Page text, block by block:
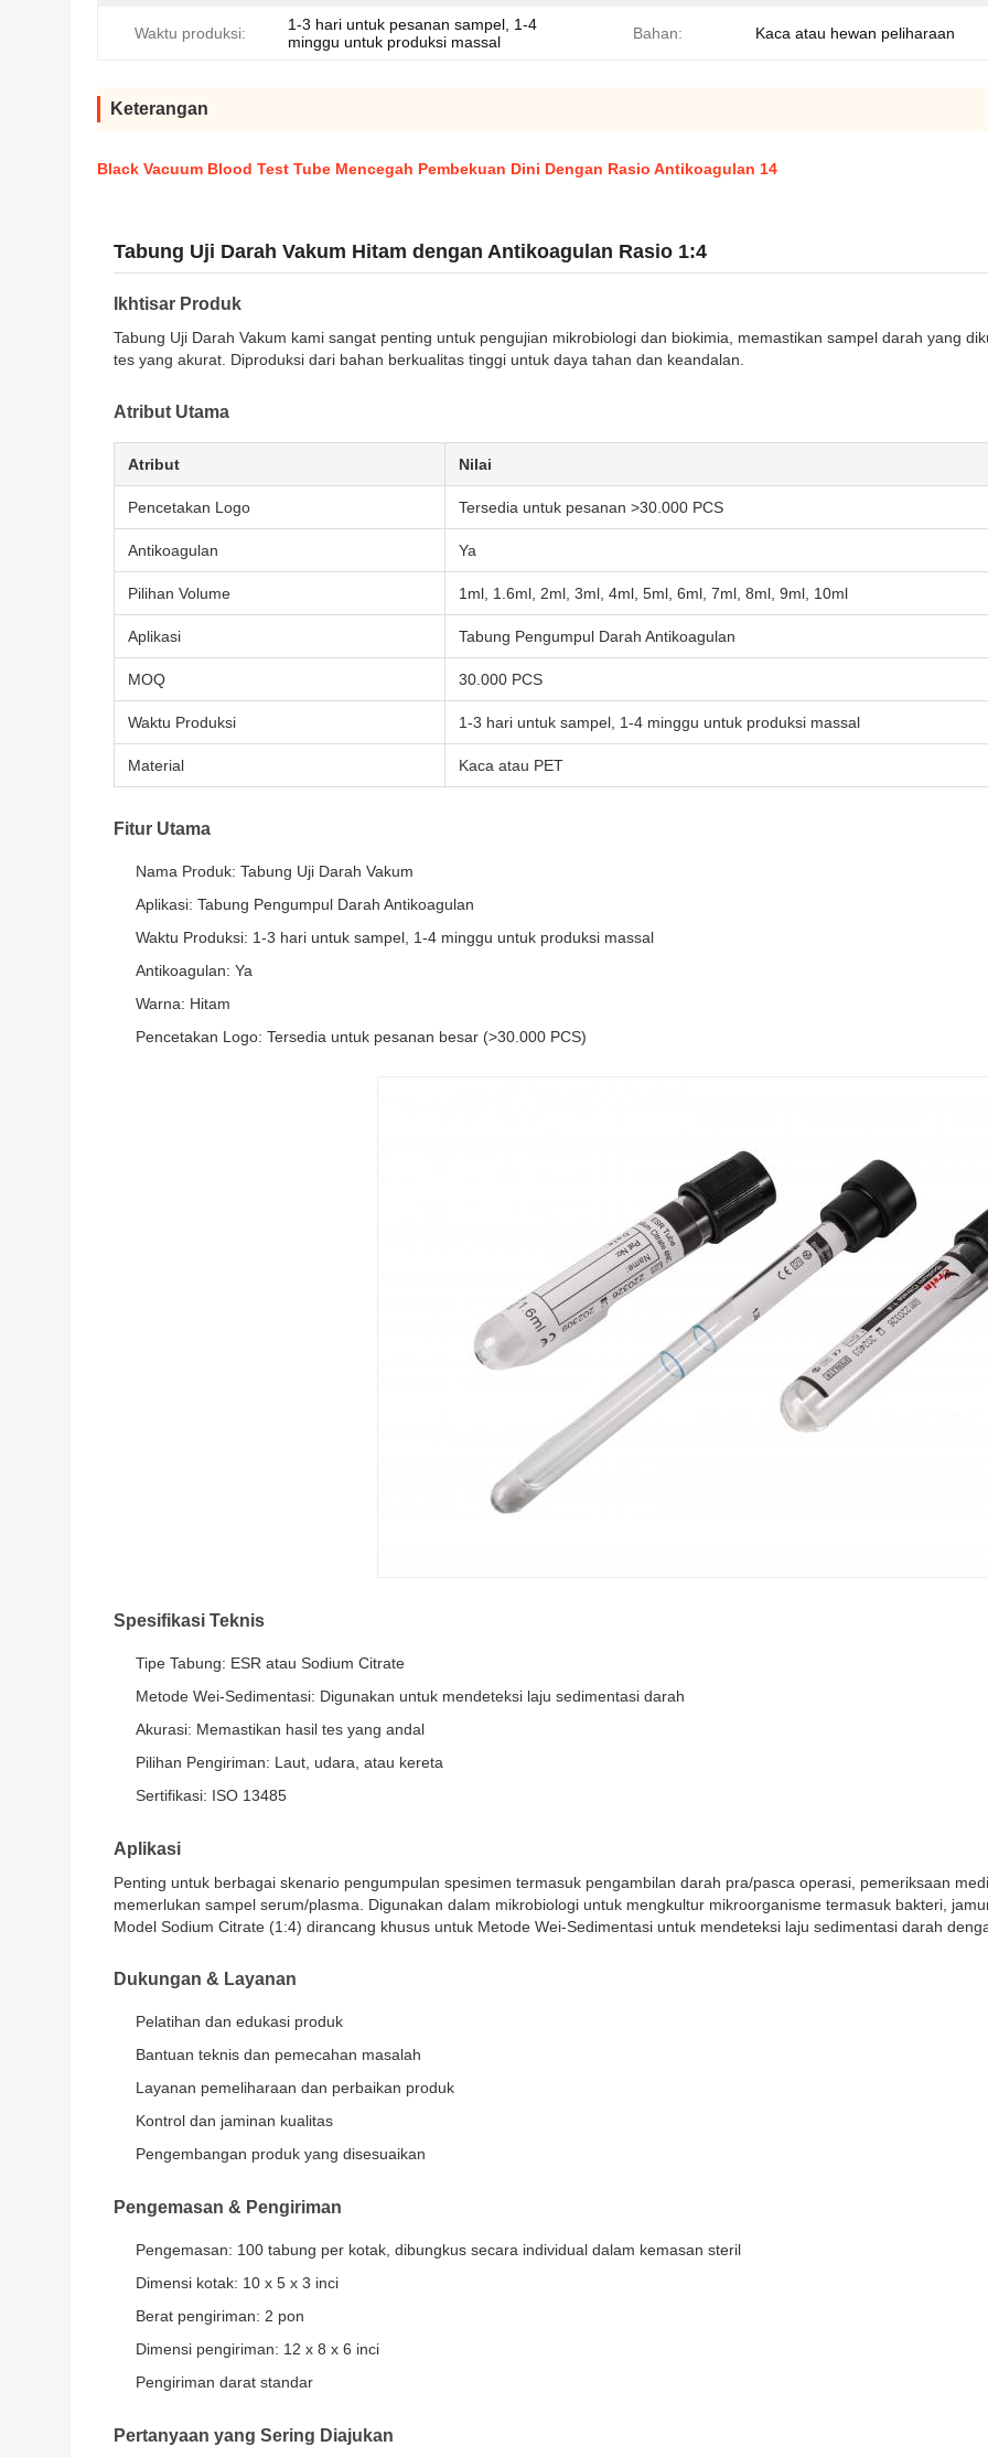
Waktu produksi:
1-3 hari untuk pesanan sampel, 1-4
minggu untuk produksi massal
Bahan: Kaca atau hewan peliharaan
Keterangan
Black Vacuum Blood Test Tube Mencegah Pembekuan Dini Dengan Rasio Antikoagulan 14
Tabung Uji Darah Vakum Hitam dengan Antikoagulan Rasio 1:4
Ikhtisar Produk
Tabung Uji Darah Vakum kami sangat penting untuk pengujian mikrobiologi dan biokimia, memastikan sampel darah yang
tes yang akurat. Diproduksi dari bahan berkualitas tinggi untuk daya tahan dan keandalan.
Atribut Utama
Atribut Nilai
Pencetakan Logo Tersedia untuk pesanan >30.000 PCS
Antikoagulan Ya
Pilihan Volume 1ml, 1.6ml, 2ml, 3ml, 4ml, 5ml, 6ml, 7ml, 8ml, 9ml, 10ml
Aplikasi Tabung Pengumpul Darah Antikoagulan
MOQ 30.000 PCS
Waktu Produksi 1-3 hari untuk sampel, 1-4 minggu untuk produksi massal
Material Kaca atau PET
Fitur Utama
Nama Produk: Tabung Uji Darah Vakum
Aplikasi: Tabung Pengumpul Darah Antikoagulan
Waktu Produksi: 1-3 hari untuk sampel, 1-4 minggu untuk produksi massal
Antikoagulan: Ya
Warna: Hitam
Pencetakan Logo: Tersedia untuk pesanan besar (>30.000 PCS)
Spesifikasi Teknis
Tipe Tabung: ESR atau Sodium Citrate
Metode Wei-Sedimentasi: Digunakan untuk mendeteksi laju sedimentasi darah
Akurasi: Memastikan hasil tes yang andal
Pilihan Pengiriman: Laut, udara, atau kereta
Sertifikasi: ISO 13485
Aplikasi
Penting untuk berbagai skenario pengumpulan spesimen termasuk pengambilan darah pra/pasca operasi, pemeriksaan
memerlukan sampel serum/plasma. Digunakan dalam mikrobiologi untuk mengkultur mikroorganisme termasuk bakteri,
Model Sodium Citrate (1:4) dirancang khusus untuk Metode Wei-Sedimentasi untuk mendeteksi laju sedimentasi darah
Dukungan & Layanan
Pelatihan dan edukasi produk
Bantuan teknis dan pemecahan masalah
Layanan pemeliharaan dan perbaikan produk
Kontrol dan jaminan kualitas
Pengembangan produk yang disesuaikan
Pengemasan & Pengiriman
Pengemasan: 100 tabung per kotak, dibungkus secara individual dalam kemasan steril
Dimensi kotak: 10 x 5 x 3 inci
Berat pengiriman: 2 pon
Dimensi pengiriman: 12 x 8 x 6 inci
Pengiriman darat standar
Pertanyaan yang Sering Diajukan